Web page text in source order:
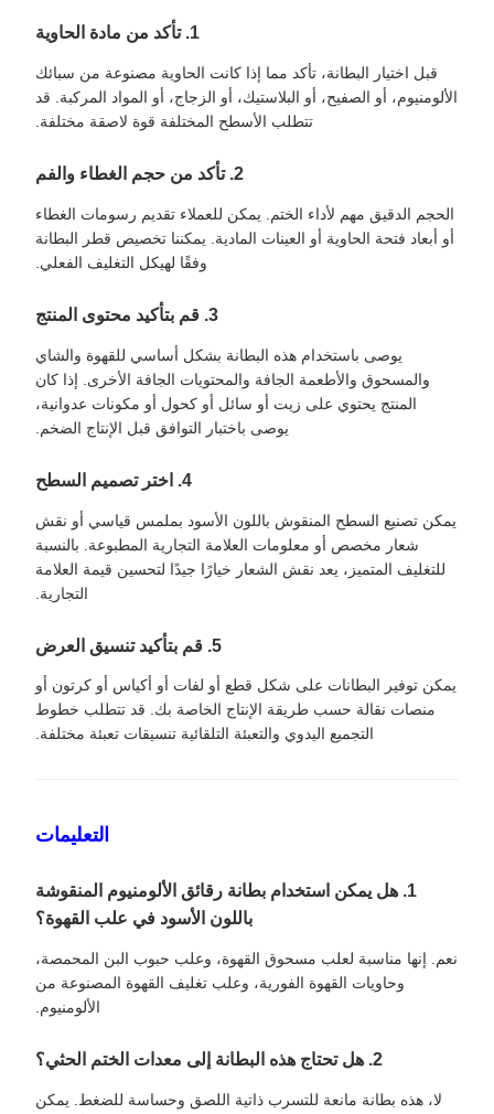
1. تأكد من مادة الحاوية
قبل اختيار البطانة، تأكد مما إذا كانت الحاوية مصنوعة من سبائك
الألومنيوم، أو الصفيح، أو البلاستيك، أو الزجاج، أو المواد المركبة. قد
تتطلب الأسطح المختلفة قوة لاصقة مختلفة.
2. تأكد من حجم الغطاء والفم
الحجم الدقيق مهم لأداء الختم. يمكن للعملاء تقديم رسومات الغطاء
أو أبعاد فتحة الحاوية أو العينات المادية. يمكننا تخصيص قطر البطانة
وفقًا لهيكل التغليف الفعلي.
3. قم بتأكيد محتوى المنتج
يوصى باستخدام هذه البطانة بشكل أساسي للقهوة والشاي
والمسحوق والأطعمة الجافة والمحتويات الجافة الأخرى. إذا كان
المنتج يحتوي على زيت أو سائل أو كحول أو مكونات عدوانية،
يوصى باختبار التوافق قبل الإنتاج الضخم.
4. اختر تصميم السطح
يمكن تصنيع السطح المنقوش باللون الأسود بملمس قياسي أو نقش
شعار مخصص أو معلومات العلامة التجارية المطبوعة. بالنسبة
للتغليف المتميز، يعد نقش الشعار خيارًا جيدًا لتحسين قيمة العلامة
التجارية.
5. قم بتأكيد تنسيق العرض
يمكن توفير البطانات على شكل قطع أو لفات أو أكياس أو كرتون أو
منصات نقالة حسب طريقة الإنتاج الخاصة بك. قد تتطلب خطوط
التجميع اليدوي والتعبئة التلقائية تنسيقات تعبئة مختلفة.
التعليمات
1. هل يمكن استخدام بطانة رقائق الألومنيوم المنقوشة
باللون الأسود في علب القهوة؟
نعم. إنها مناسبة لعلب مسحوق القهوة، وعلب حبوب البن المحمصة،
وحاويات القهوة الفورية، وعلب تغليف القهوة المصنوعة من
الألومنيوم.
2. هل تحتاج هذه البطانة إلى معدات الختم الحثي؟
لا، هذه بطانة مانعة للتسرب ذاتية اللصق وحساسة للضغط. يمكن